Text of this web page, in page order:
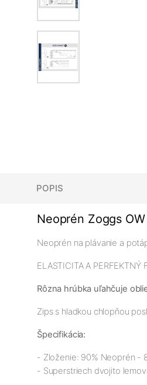
POPIS
Neoprén Zoggs
Neoprén na plávanie a
ELASTICITA A
Rôzna hrúbka uľahčuje
Zips s hladkou chlopňou
Špecifikácia:
- Zloženie: 90% Neoprén -
- Superstriech dvojito